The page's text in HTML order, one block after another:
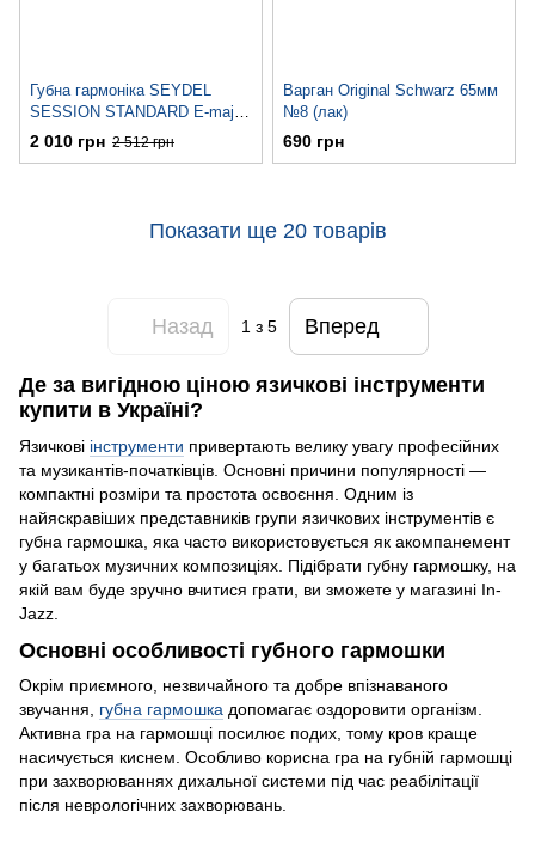
Губна гармоніка SEYDEL
SESSION STANDARD E-major
(10201E)
2 010 грн 2 512 грн
Варган Original Schwarz 65мм
№8 (лак)
690 грн
Показати ще 20 товарів
Назад 1з 5 Вперед
Де за вигідною ціною язичкові інструменти
купити в Україні?
Язичкові інструменти привертають велику увагу професійних
та музикантів-початківців. Основні причини популярності —
компактні розміри та простота освоєння. Одним із
найяскравіших представників групи язичкових інструментів є
губна гармошка, яка часто використовується як акомпанемент
у багатьох музичних композиціях. Підібрати губну гармошку, на
якій вам буде зручно вчитися грати, ви зможете у магазині In-
Jazz.
Основні особливості губного гармошки
Окрім приємного, незвичайного та добре впізнаваного
звучання, губна гармошка допомагає оздоровити організм.
Активна гра на гармошці посилює подих, тому кров краще
насичується киснем. Особливо корисна гра на губній гармошці
при захворюваннях дихальної системи під час реабілітації
після неврологічних захворювань.